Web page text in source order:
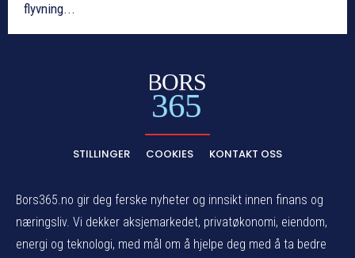
flyvning...
BORS
365
STILLINGER COOKIES KONTAKT OSS
Bors365.no gir deg ferske nyheter og innsikt innen finans og
næringsliv. Vi dekker aksjemarkedet, privatøkonomi, eiendom,
energi og teknologi, med mål om å hjelpe deg med å ta bedre